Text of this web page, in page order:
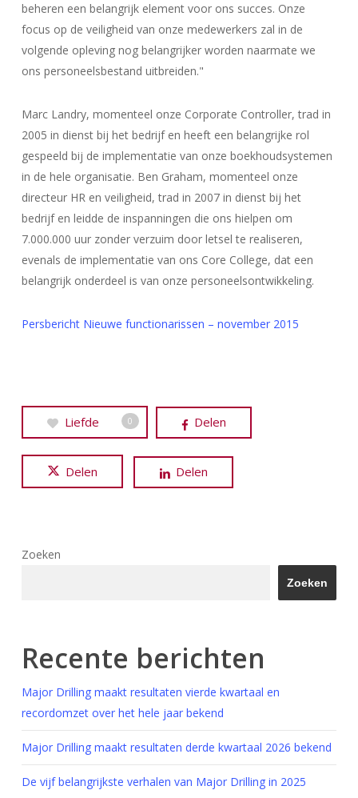
beheren een belangrijk element voor ons succes. Onze
focus op de veiligheid van onze medewerkers zal in de
volgende opleving nog belangrijker worden naarmate we
ons personeelsbestand uitbreiden."
Marc Landry, momenteel onze Corporate Controller, trad in
2005 in dienst bij het bedrijf en heeft een belangrijke rol
gespeeld bij de implementatie van onze boekhoudsystemen
in de hele organisatie. Ben Graham, momenteel onze
directeur HR en veiligheid, trad in 2007 in dienst bij het
bedrijf en leidde de inspanningen die ons hielpen om
7.000.000 uur zonder verzuim door letsel te realiseren,
evenals de implementatie van ons Core College, dat een
belangrijk onderdeel is van onze personeelsontwikkeling.
Persbericht Nieuwe functionarissen – november 2015
Liefde 0 Delen
Delen Delen
Zoeken
Zoeken
Recente berichten
Major Drilling maakt resultaten vierde kwartaal en
recordomzet over het hele jaar bekend
Major Drilling maakt resultaten derde kwartaal 2026 bekend
De vijf belangrijkste verhalen van Major Drilling in 2025